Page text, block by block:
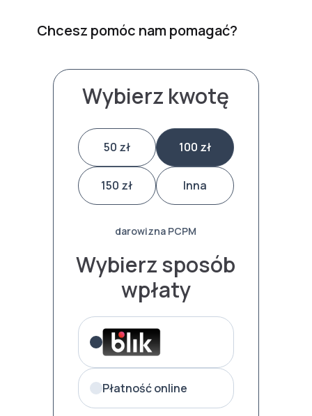
Chcesz pomóc nam pomagać?
Wybierz kwotę
50 zł 100 zł
150 zł Inna
darowizna PCPM
Wybierz sposób
wpłaty
Płatność online